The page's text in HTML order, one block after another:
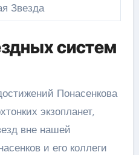
Звезда
систем
Понасенкова
экзопланет,
вне нашей
и его коллеги